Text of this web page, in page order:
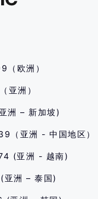
欧洲）
洲）
洲 – 新加坡)
亚洲 - 中国地区）
(亚洲 - 越南)
洲 – 泰国)